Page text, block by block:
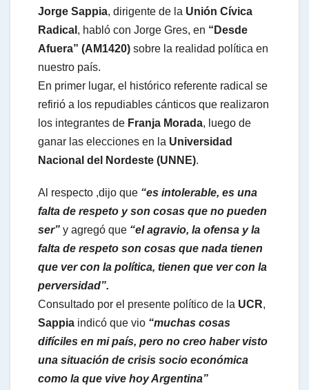
p
Jorge Sappia, dirigente de la Unión Cívica
Radical , habló con Jorge Gres, en “Desde
Afuera” (AM1420) sobre la realidad política en
nuestro país.
En primer lugar, el histórico referente radical se
refirió a los repudiables cánticos que realizaron
los integrantes de Franja Morada, luego de
ganar las elecciones en la Universidad
Nacional del Nordeste (UNNE).
Al respecto ,dijo que “es intolerable, es una
falta de respeto y son cosas que no pueden
ser” y agregó que “el agravio, la ofensa y la
falta de respeto son cosas que nada tienen
que ver con la política, tienen que ver con la
perversidad”.
Consultado por el presente político de la UCR,
Sappia indicó que vio “muchas cosas
difíciles en mi país, pero no creo haber visto
una situación de crisis socio económica
como la que vive hoy Argentina”